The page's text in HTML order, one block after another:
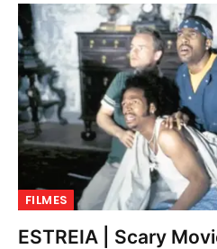
FILMES
ESTREIA | Scary